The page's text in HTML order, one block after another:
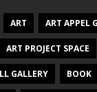
ART ART APPEL
ART PROJECT SPACE
GALLERY BOOK